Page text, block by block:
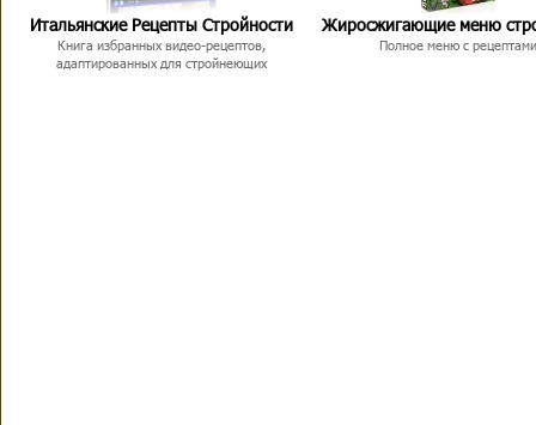
Итальянские Рецепты Стройности
Книга избранных видео-рецептов,
адаптированных для стройнеющих
Жиросжигающие меню
Полное меню с рецептами